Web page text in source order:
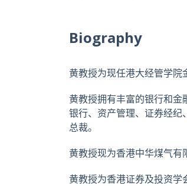
Biography
黄教授为现任港大经管学院
黄教授拥有丰富的银行和
银行、资产管理、证券经
总裁。
黄教授现为香港中华煤气有
黄教授为香港证券及投资